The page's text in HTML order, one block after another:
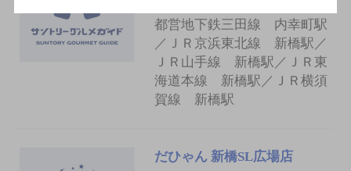
都営地下鉄三田線 内幸町駅
／ＪＲ京浜東北線 新橋駅／
ＪＲ山手線 新橋駅／ＪＲ東
海道本線 新橋駅／ＪＲ横須
賀線 新橋駅
だひゃん 新橋SL広場店